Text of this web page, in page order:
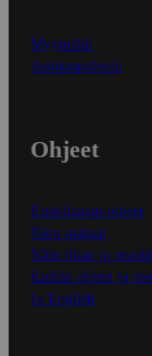
Myymälät
Asiakaspalvelu
Ohjeet
Ensitilaajan ohjeet
Näin maksat
Näin tilaat ja
Kaikki ohjeet ja
In English